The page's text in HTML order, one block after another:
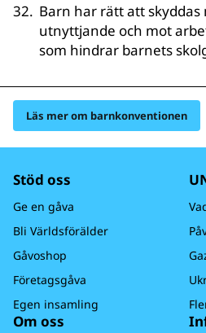
32. Barn har rätt att
utnyttjande och mot
som hindrar barnets
Läs mer om barnkonventionen
Stöd oss
Ge en gåva
Bli Världsförälder
Gåvoshop
Företagsgåva
Egen insamling
Om oss